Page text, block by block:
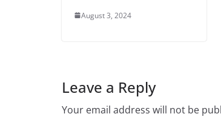
August 3, 2024
Leave a Reply
Your email address will not be